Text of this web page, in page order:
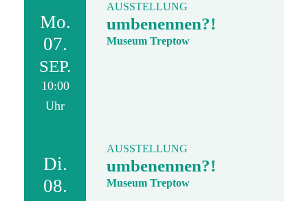
Mo.
07.
SEP.
10:00
Uhr
AUSSTELLUNG
umbenennen?!
Museum Treptow
Di.
08.
AUSSTELLUNG
umbenennen?!
Museum Treptow